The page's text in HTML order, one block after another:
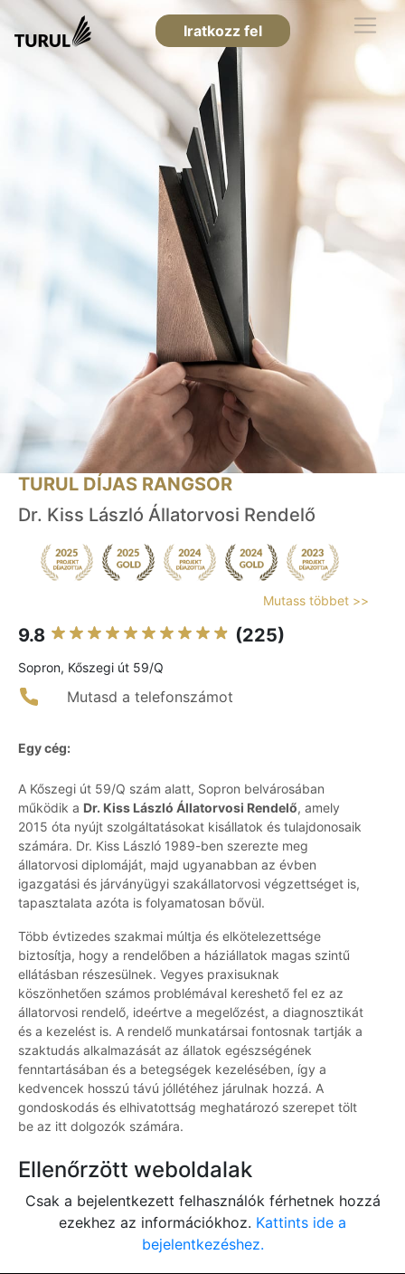
Iratkozz fel
TURUL DÍJAS RANGSOR
Dr. Kiss László Állatorvosi Rendelő
Mutass többet >>
9.8 (225)
Sopron, Kőszegi út 59/Q
Mutasd a telefonszámot
Egy cég:
A Kőszegi út 59/Q szám alatt, Sopron belvárosában
működik a Dr. Kiss László Állatorvosi Rendelő, amely
2015 óta nyújt szolgáltatásokat kisállatok és tulajdonosaik
számára. Dr. Kiss László 1989-ben szerezte meg
állatorvosi diplomáját, majd ugyanabban az évben
igazgatási és járványügyi szakállatorvosi végzettséget is,
tapasztalata azóta is folyamatosan bővül.
Több évtizedes szakmai múltja és elkötelezettsége
biztosítja, hogy a rendelőben a háziállatok magas szintű
ellátásban részesülnek. Vegyes praxisuknak
köszönhetően számos problémával kereshető fel ez az
állatorvosi rendelő, ideértve a megelőzést, a diagnosztikát
és a kezelést is. A rendelő munkatársai fontosnak tartják a
szaktudás alkalmazását az állatok egészségének
fenntartásában és a betegségek kezelésében, így a
kedvencek hosszú távú jóllétéhez járulnak hozzá. A
gondoskodás és elhivatottság meghatározó szerepet tölt
be az itt dolgozók számára.
Ellenőrzött weboldalak
Csak a bejelentkezett felhasználók férhetnek hozzá
ezekhez az információkhoz. Kattints ide a
bejelentkezéshez.